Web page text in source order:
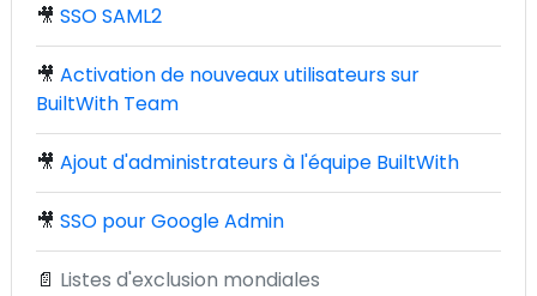
🎥 SSO SAML2
🎥 Activation de nouveaux utilisateurs sur
BuiltWith Team
🎥 Ajout d'administrateurs à l'équipe BuiltWith
🎥 SSO pour Google Admin
📄 Listes d'exclusion mondiales